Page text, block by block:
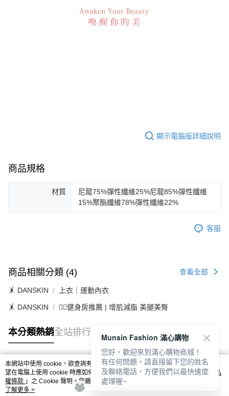
顯示電腦版詳細說明
商品規格
材質
尼龍75%彈性纖維25%尼龍85%彈性纖維
15%聚酯纖維78%彈性纖維22%
客服
商品相關分類 (4) 查看全部
🤸 DANSKIN 上衣｜運動內衣
🤸 DANSKIN 🏋️‍♀️健身房推薦 | 增肌減脂 美腿美臀
本分類熱銷全站排行
熱門標籤
本網站中使用 cookie，欲查詢有關本網站使用 cookie 方式之詳情，及若您不希
望在電腦上使用 cookie 時應如何變更電腦的 cookie 設定，請參閱本網站「
隱私
權條款 」之 Cookie 聲明。您繼續使用本網站即表示您同意本公司得按本網站使
用條款之 Cookie 聲明使用 cookie。
了解更多 >
Munsin Fashion 滿心購物
您好，歡迎來到滿心購物商城！
有任何問題，請直接留下您的姓名
及聯絡電話，方便我們以最快速度
處理喔~